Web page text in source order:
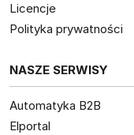
Licencje
Polityka prywatności
NASZE SERWISY
Automatyka B2B
Elportal